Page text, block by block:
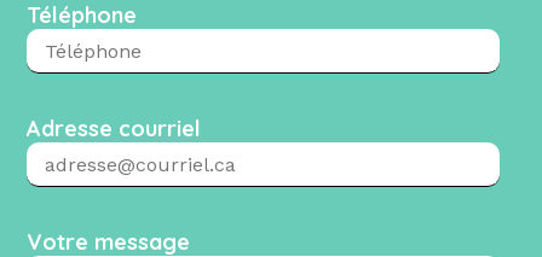
Téléphone
Adresse courriel
Votre message